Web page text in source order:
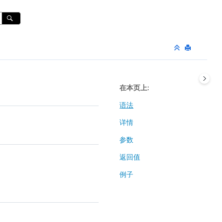
在本页上
语法
详情
参数
返回值
例子